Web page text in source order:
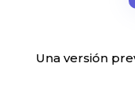
Una versión